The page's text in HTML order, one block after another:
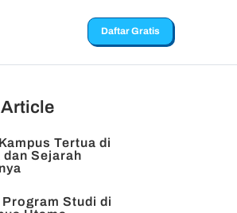
Daftar Gratis
Tertua di
Sejarah
Studi di